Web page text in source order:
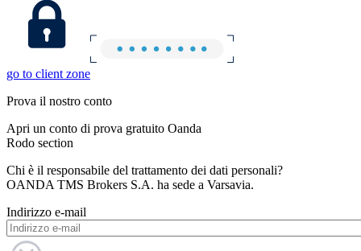
go to client zone
Prova il nostro conto
Apri un conto di prova gratuito Oanda
Rodo section
Chi è il responsabile del trattamento dei dati personali?
OANDA TMS Brokers S.A. ha sede a Varsavia.
Indirizzo e-mail